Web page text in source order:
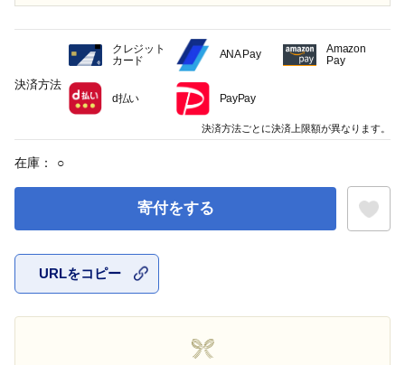
在庫： ○
寄付をする
URLをコピー
決済方法
クレジット
カード
ANA Pay
Amazon
Pay
d払い PayPay
決済方法ごとに決済上限額が異なります。